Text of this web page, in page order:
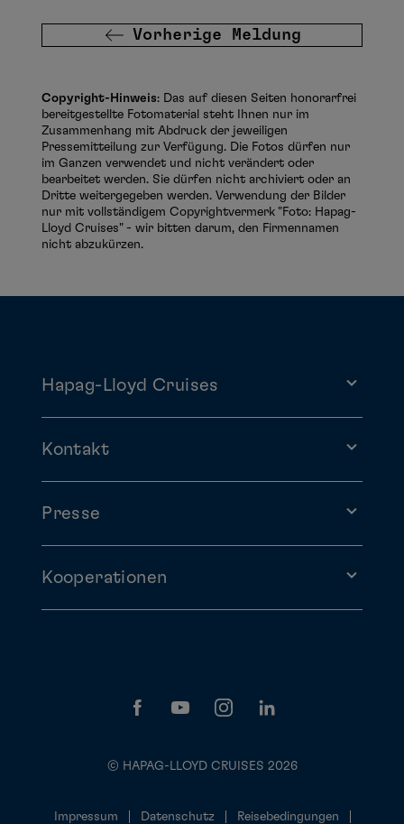
Vorherige Meldung
Copyright-Hinweis: Das auf diesen Seiten honorarfrei
bereitgestellte Fotomaterial steht Ihnen nur im
Zusammenhang mit Abdruck der jeweiligen
Pressemitteilung zur Verfügung. Die Fotos dürfen nur
im Ganzen verwendet und nicht verändert oder
bearbeitet werden. Sie dürfen nicht archiviert oder an
Dritte weitergegeben werden. Verwendung der Bilder
nur mit vollständigem Copyrightvermerk "Foto: Hapag-
Lloyd Cruises" - wir bitten darum, den Firmennamen
nicht abzukürzen.
Hapag-Lloyd Cruises
Kontakt
Presse
Kooperationen
© HAPAG-LLOYD CRUISES 2026
Impressum Datenschutz Reisebedingungen